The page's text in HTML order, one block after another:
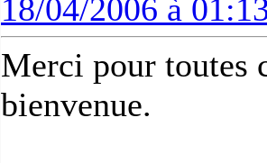
18/04/2006 à
Merci pour toutes
bienvenue.